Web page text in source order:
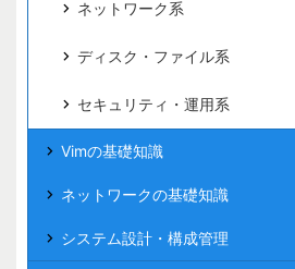
ネットワーク系
ディスク・ファイル系
セキュリティ・運用系
Vimの基礎知識
ネットワークの基礎知識
システム設計・構成管理